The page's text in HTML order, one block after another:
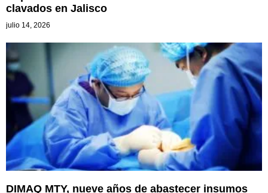
julio 14, 2026
DIMAQ MTY, nueve años de abastecer insumos
quirúrgicos en México